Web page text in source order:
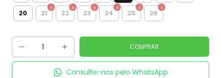
20
21 22 23 24 25 26
Consulte-nos pelo WhatsApp